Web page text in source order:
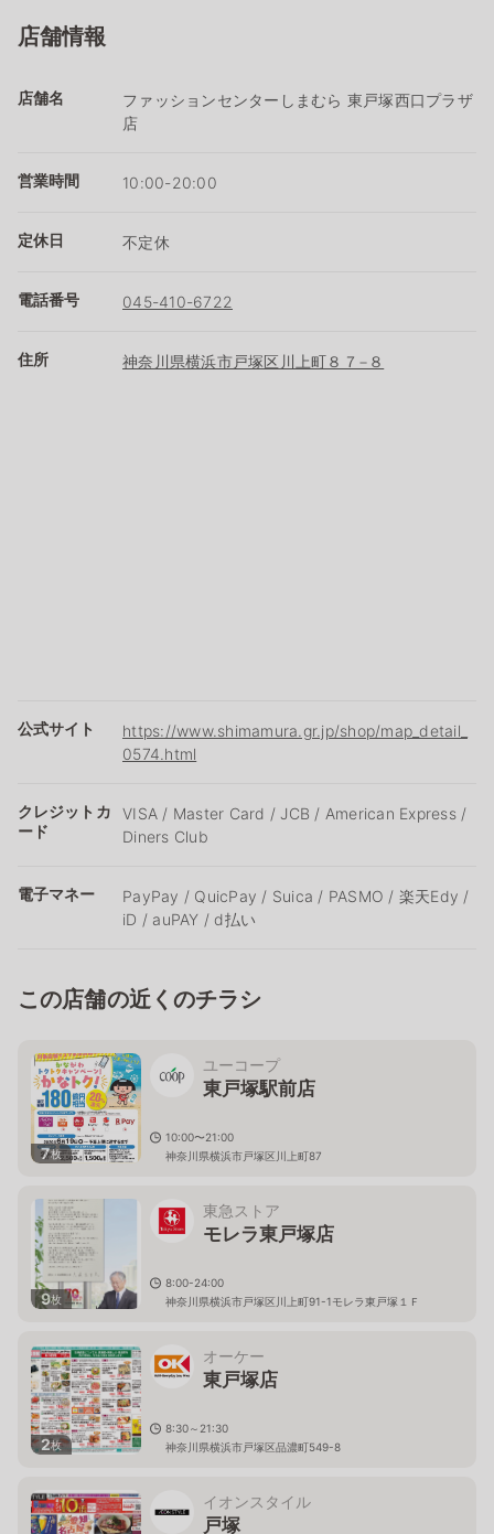
店舗情報
店舗名
ファッションセンターしまむら 東戸塚西口プラザ
店
営業時間 10:00-20:00
定休日 不定休
電話番号 045-410-6722
住所 神奈川県横浜市戸塚区川上町８７−８
公式サイト
https://www.shimamura.gr.jp/shop/map_detail_
0574.html
クレジットカ
ード
VISA / Master Card / JCB / American Express /
Diners Club
電子マネー
PayPay / QuicPay / Suica / PASMO / 楽天Edy /
iD / auPAY / d払い
この店舗の近くのチラシ
7枚
ユーコープ
東戸塚駅前店
10:00〜21:00
神奈川県横浜市戸塚区川上町87
9枚
東急ストア
モレラ東戸塚店
8:00-24:00
神奈川県横浜市戸塚区川上町91-1モレラ東戸塚１Ｆ
2枚
オーケー
東戸塚店
8:30～21:30
神奈川県横浜市戸塚区品濃町549-8
イオンスタイル
戸塚